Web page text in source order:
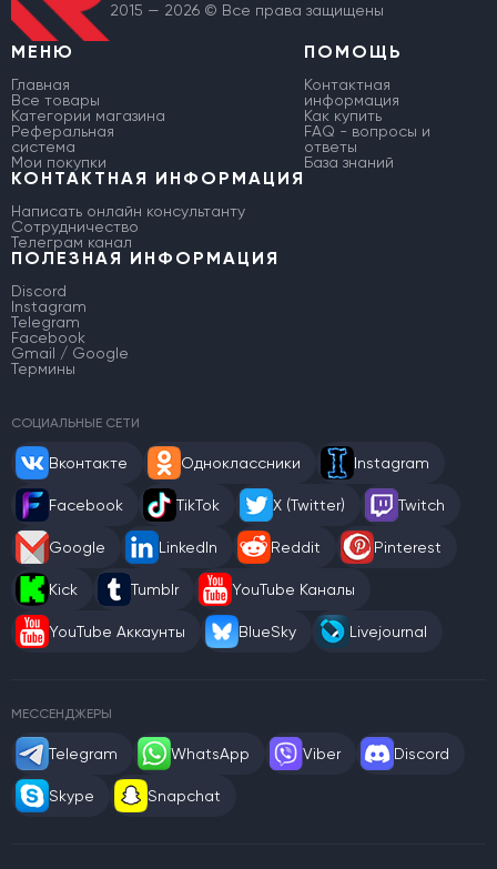
2015 — 2026 © Все права защищены
МЕНЮ
Главная
Все товары
Категории магазина
Реферальная
система
Мои покупки
ПОМОЩЬ
Контактная
информация
Как купить
FAQ - вопросы и
ответы
База знаний
КОНТАКТНАЯ ИНФОРМАЦИЯ
Написать онлайн консультанту
Сотрудничество
Телеграм канал
ПОЛЕЗНАЯ ИНФОРМАЦИЯ
Discord
Instagram
Telegram
Facebook
Gmail / Google
Термины
СОЦИАЛЬНЫЕ СЕТИ
Вконтакте Одноклассники Instagram
Facebook TikTok X (Twitter) Twitch
Google LinkedIn Reddit Pinterest
Kick Tumblr YouTube Каналы
YouTube Аккаунты BlueSky Livejournal
МЕССЕНДЖЕРЫ
Telegram WhatsApp Viber Discord
Skype Snapchat